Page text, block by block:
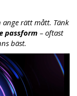
ange rätt mått. Tänk
passform – oftast
bäst.